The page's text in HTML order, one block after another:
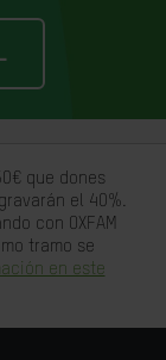
que dones
el 40%.
con OXFAM
tramo se
en este